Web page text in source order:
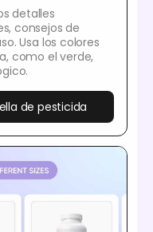
detalles
consejos de
Usa los colores
como el verde,
de pesticida